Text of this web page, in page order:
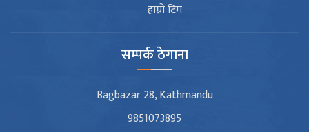
हाम्रो टिम
सम्पर्क ठेगाना
Bagbazar 28, Kathmandu
9851073895